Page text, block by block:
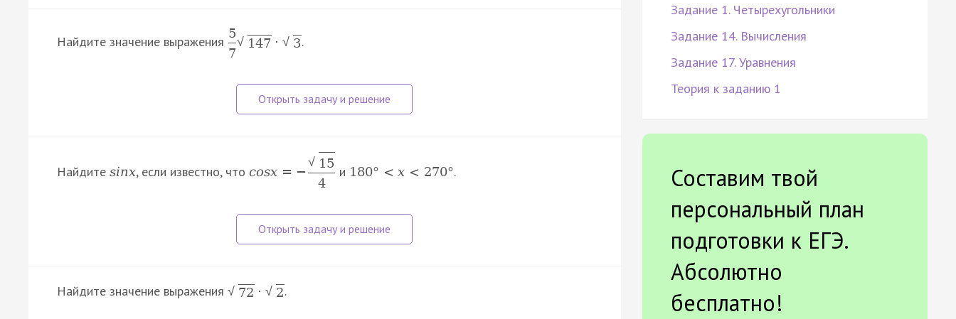
Найдите значение выражения
5
7
√ 147 · √ 3.
Найдите sinx, если известно, что cosx = −
√ 15
4
и 180° < x < 270°.
Найдите значение выражения √ 72 · √ 2.
Задание 1. Четырехугольники
Задание 14. Вычисления
Задание 17. Уравнения
Теория к заданию 1
Составим твой
персональный план
подготовки к ЕГЭ.
Абсолютно
бесплатно!